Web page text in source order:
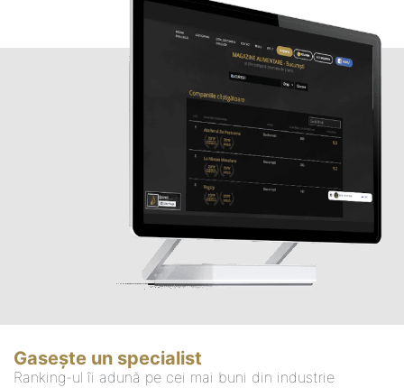
Gasește un specialist
Ranking-ul îi adună pe cei mai buni din industrie